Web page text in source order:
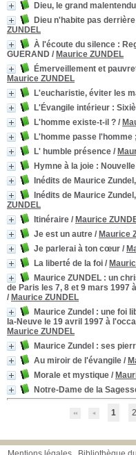
Dieu, le grand malentendu
Dieu n'habite pas
ZUNDEL
À l'écoute du silence :
GUERAND / Maurice ZUNDEL
Émerveillement et
Maurice ZUNDEL
L'eucharistie, éviter les
L'Évangile intérieur :
L'homme existe-t-il ? /
L'homme passe
L' humble présence /
Hymne à la joie :
Inédits de Maurice
Inédits de Maurice
ZUNDEL
Itinéraire / Maurice
Je est un autre / Maurice
Je parlerai à ton cœur /
La liberté de la foi /
Maurice ZUNDEL : un
de Paris les 7, 8 et 9 mars 1997
/ Maurice ZUNDEL
Maurice Zundel : une foi
la-Neuve le 19 avril 1997 à
Maurice ZUNDEL
Maurice Zundel : ses
Au miroir de l'évangile /
Morale et mystique /
Notre-Dame de la
1 2